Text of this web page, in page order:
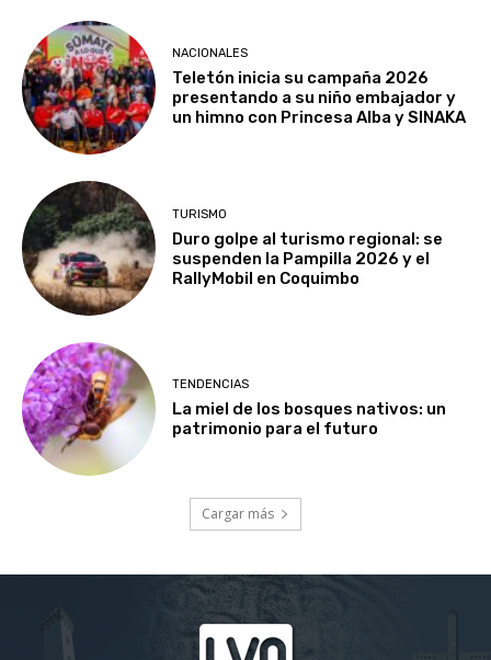
NACIONALES
Teletón inicia su campaña 2026
presentando a su niño embajador y
un himno con Princesa Alba y SINAKA
TURISMO
Duro golpe al turismo regional: se
suspenden la Pampilla 2026 y el
RallyMobil en Coquimbo
TENDENCIAS
La miel de los bosques nativos: un
patrimonio para el futuro
Cargar más